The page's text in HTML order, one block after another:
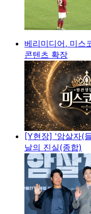
베리미디어, 미스
콘텐츠 확장
[Y현장] '암살자(
날의 진실(종합)